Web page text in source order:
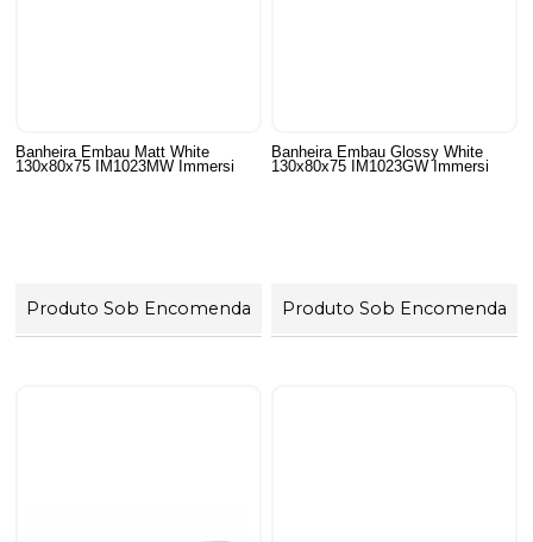
Banheira Embau Matt White
130x80x75 IM1023MW Immersi
Produto Sob Encomenda
Banheira Embau Glossy White
130x80x75 IM1023GW Immersi
Produto Sob Encomenda